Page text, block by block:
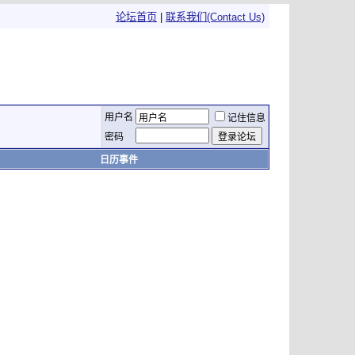
论坛首页 联系我们(Contact Us)
用户名
记住信息
密码
日历事件